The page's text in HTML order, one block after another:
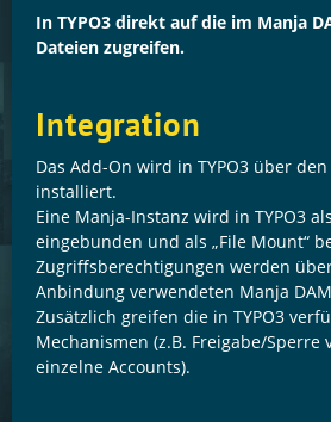
In TYPO3 direkt auf die im Manja
Dateien zugreifen.
Integration
Das Add-On wird in TYPO3 über
installiert.
Eine Manja-Instanz wird in TYPO3
eingebunden und als „File Mount“
Zugriffsberechtigungen werden
Anbindung verwendeten Manja
Zusätzlich greifen die in TYPO3
Mechanismen (z.B. Freigabe/Sperre
einzelne Accounts).